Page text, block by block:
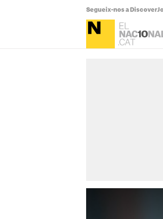
Segueix-nos a Discover